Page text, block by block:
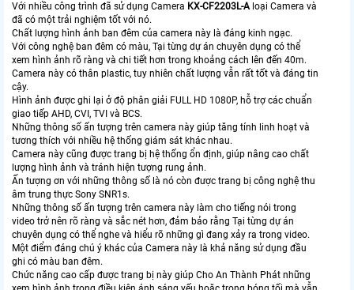
Với nhiều công trình đã sử dụng Camera KX-CF2203L-Aloại Camera và
đã có một trải nghiệm tốt với nó.
Chất lượng hình ảnh ban đêm của camera này là đáng kinh ngạc.
Với công nghệ ban đêm có màu, Tại từng dự án chuyên dụng có thể
xem hình ảnh rõ ràng và chi tiết hơn trong khoảng cách lên đến 40m.
Camera này có thân plastic, tuy nhiên chất lượng vẫn rất tốt và đáng tin
cậy.
Hình ảnh được ghi lại ở độ phân giải FULL HD 1080P, hỗ trợ các chuẩn
giao tiếp AHD, CVI, TVI và BCS.
Những thông số ấn tượng trên camera này giúp tăng tính linh hoạt và
tương thích với nhiều hệ thống giám sát khác nhau.
Camera này cũng được trang bị hệ thống ổn định, giúp nâng cao chất
lượng hình ảnh và tránh hiện tượng rung ảnh.
Ấn tượng ơn với những thông số là nó còn được trang bị công nghệ thu
âm trung thực Sony SNR1s.
Những thông số ấn tượng trên camera này làm cho tiếng nói trong
video trở nên rõ ràng và sắc nét hơn, đảm bảo rằng Tại từng dự án
chuyên dụng có thể nghe và hiểu rõ những gì đang xảy ra trong video.
Một điểm đáng chú ý khác của Camera này là khả năng sử dụng đầu
ghi có màu ban đêm.
Chức năng cao cấp được trang bị này giúp Cho An Thành Phát những